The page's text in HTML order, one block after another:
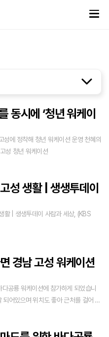
동시에 ‘청년 워케이
성에 정착해 청년 워케이션 운영 천혜의
성 청년 워케이션
성 생활 | 생생투데이
활 | 생생투데이 사람과 세상, (KBS
따스한 정을 느끼고 싶다면 경남 고성 워케이션
공룡 워케이션에 참가하게 되었습니